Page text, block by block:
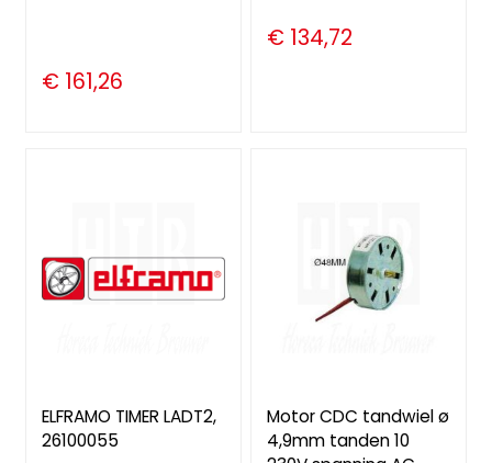
€ 161,26
€ 134,72
ELFRAMO TIMER LADT2,
26100055
Motor CDC tandwiel ø
4,9mm tanden 10